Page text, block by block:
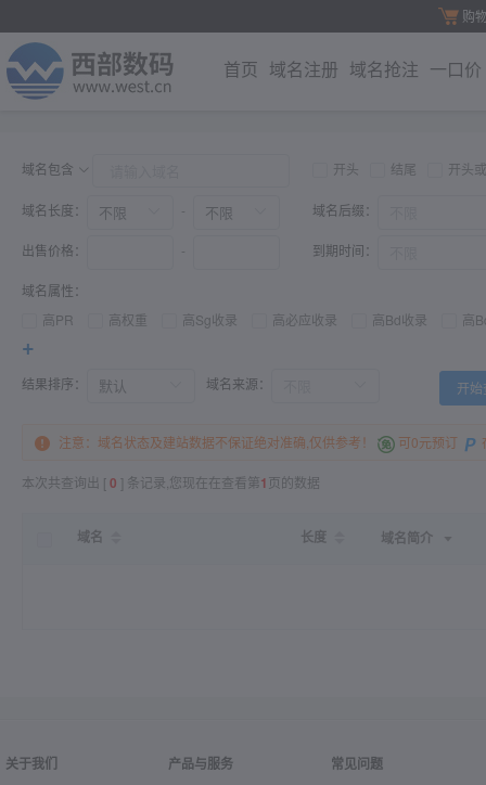
购
首页 域名注册 域名抢注 一口价
域名包含 开头 结尾 开头
域名长度： - 域名后缀：
出售价格： - 到期时间：
域名属性：
高PR
高权重 高Sg收录 高必应收录 高Bd收录 高
+
结果排序： 域名来源： 开
注意：域名状态及建站数据不保证绝对准确,仅供参考！ 可0元预订
本次共查询出 [0 ] 条记录,您现在在查看第1页的数据
域名 长度 域名简介
关于我们 产品与服务 常见问题